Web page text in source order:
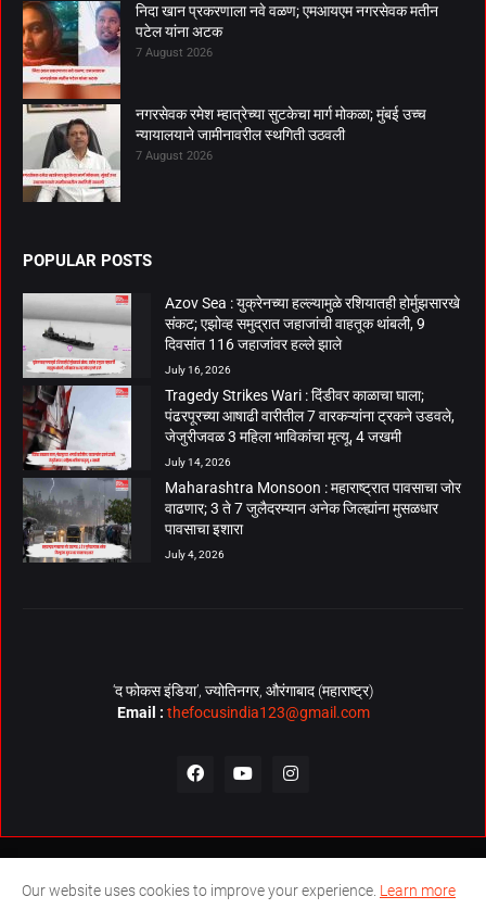
निदा खान प्रकरणाला नवे वळण; एमआयएम नगरसेवक मतीन
पटेल यांना अटक
7 August 2026
नगरसेवक रमेश म्हात्रेच्या सुटकेचा मार्ग मोकळा; मुंबई उच्च
न्यायालयाने जामीनावरील स्थगिती उठवली
7 August 2026
POPULAR POSTS
Azov Sea : युक्रेनच्या हल्ल्यामुळे रशियातही होर्मुझसारखे
संकट; एझोव्ह समुद्रात जहाजांची वाहतूक थांबली, 9
दिवसांत 116 जहाजांवर हल्ले झाले
July 16, 2026
Tragedy Strikes Wari : दिंडीवर काळाचा घाला;
पंढरपूरच्या आषाढी वारीतील 7 वारकऱ्यांना ट्रकने उडवले,
जेजुरीजवळ 3 महिला भाविकांचा मृत्यू, 4 जखमी
July 14, 2026
Maharashtra Monsoon : महाराष्ट्रात पावसाचा जोर
वाढणार; 3 ते 7 जुलैदरम्यान अनेक जिल्ह्यांना मुसळधार
पावसाचा इशारा
July 4, 2026
‘द फोकस इंडिया’, ज्योतिनगर, औरंगाबाद (महाराष्ट्र)
Email : thefocusindia123@gmail.com
About Us Contact Us The Focus India Policy
Our website uses cookies to improve your experience. Learn more